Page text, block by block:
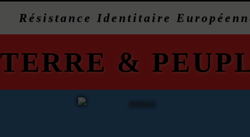
Résistance Identitaire
TERRE &